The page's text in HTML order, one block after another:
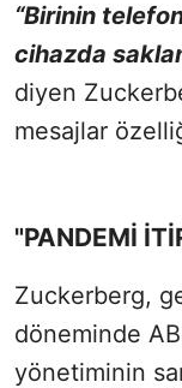
“Birinin
cihazda
diyen
mesajlar
"PANDEMİ
Zuckerberg,
döneminde
yönetiminin